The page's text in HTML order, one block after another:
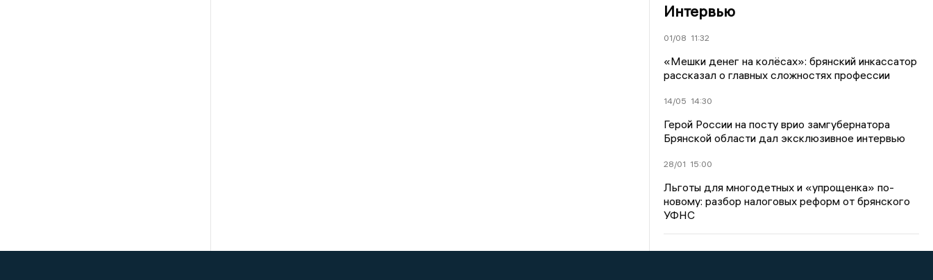
Интервью
01/08 11:32
«Мешки денег на колёсах»: брянский инкассатор
рассказал о главных сложностях профессии
14/05 14:30
Герой России на посту врио замгубернатора
Брянской области дал эксклюзивное интервью
28/01 15:00
Льготы для многодетных и «упрощенка» по-
новому: разбор налоговых реформ от брянского
УФНС